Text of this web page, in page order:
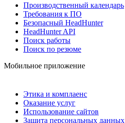
Производственный календарь
Требования к ПО
Безопасный HeadHunter
HeadHunter API
Поиск работы
Поиск по резюме
Мобильное приложение
Этика и комплаенс
Оказание услуг
Использование сайтов
Защита персональных данных